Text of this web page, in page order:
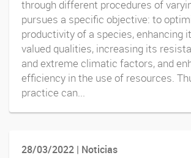
through different procedures of
pursues a specific objective: to
productivity of a species, enhancing
valued qualities, increasing its
and extreme climatic factors, and
efficiency in the use of resources.
practice can...
28/03/2022 | Noticias